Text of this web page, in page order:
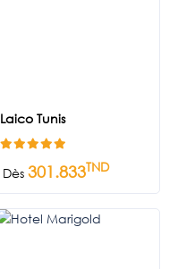
Laico Tunis
Dès301.833TND